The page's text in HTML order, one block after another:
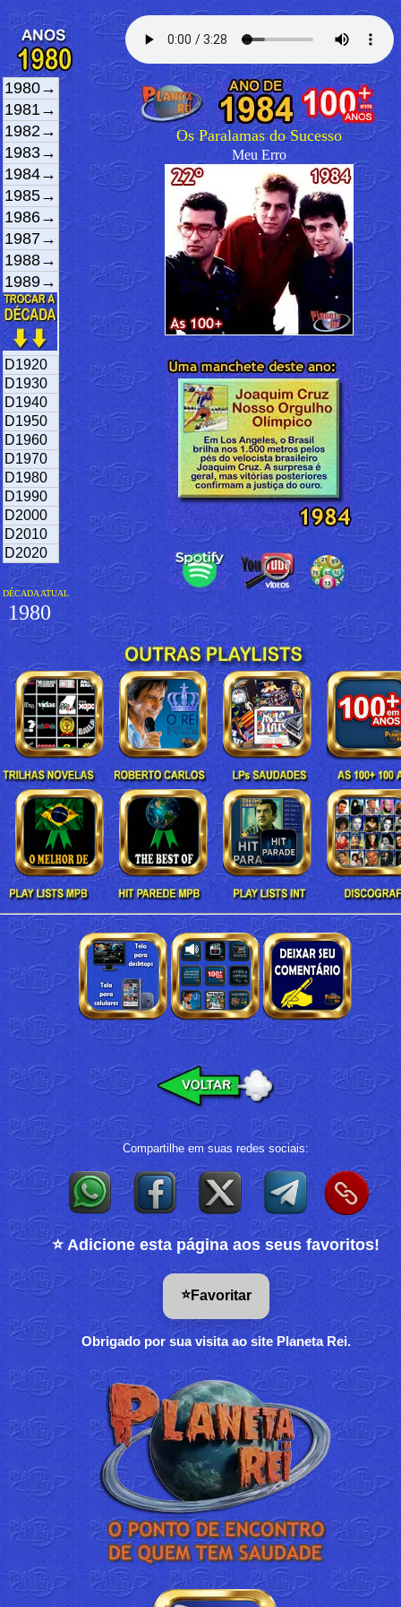
1980→
1981→
1982→
1983→
1984→
1985→
1986→
1987→
1988→
1989→
D1920
D1930
D1940
D1950
D1960
D1970
D1980
D1990
D2000
D2010
D2020
DÉCADA ATUAL
1980
Os Paralamas do Sucesso
Meu Erro
Compartilhe em suas redes sociais:
⭐ Adicione esta página aos seus favoritos!
⭐Favoritar
Obrigado por sua visita ao site Planeta Rei.